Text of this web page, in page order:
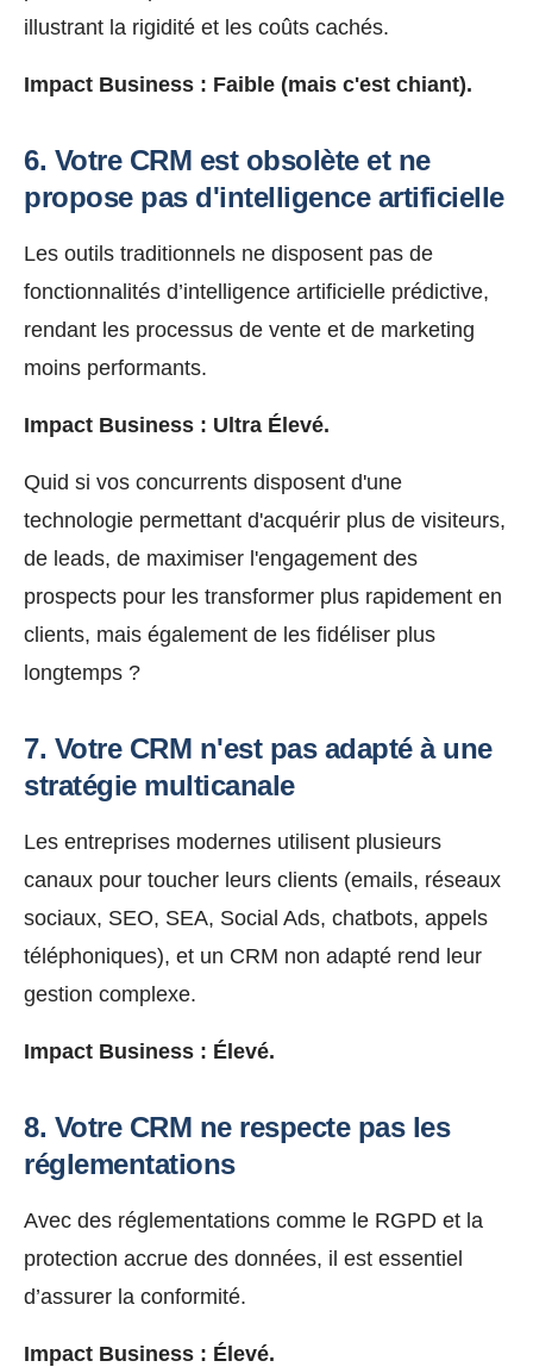
illustrant la rigidité et les coûts cachés.
Impact Business : Faible (mais c'est chiant).
6. Votre CRM est obsolète et ne
propose pas d'intelligence artificielle
Les outils traditionnels ne disposent pas de
fonctionnalités d’intelligence artificielle prédictive,
rendant les processus de vente et de marketing
moins performants.
Impact Business : Ultra Élevé.
Quid si vos concurrents disposent d'une
technologie permettant d'acquérir plus de visiteurs,
de leads, de maximiser l'engagement des
prospects pour les transformer plus rapidement en
clients, mais également de les fidéliser plus
longtemps ?
7. Votre CRM n'est pas adapté à une
stratégie multicanale
Les entreprises modernes utilisent plusieurs
canaux pour toucher leurs clients (emails, réseaux
sociaux, SEO, SEA, Social Ads, chatbots, appels
téléphoniques), et un CRM non adapté rend leur
gestion complexe.
Impact Business : Élevé.
8. Votre CRM ne respecte pas les
réglementations
Avec des réglementations comme le RGPD et la
protection accrue des données, il est essentiel
d’assurer la conformité.
Impact Business : Élevé.